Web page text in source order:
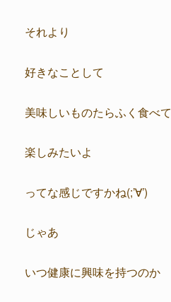
それより
好きなことして
美味しいものたらふく食べて
楽しみたいよ
ってな感じですかね(;’∀’)
じゃあ
いつ健康に興味を持つのか